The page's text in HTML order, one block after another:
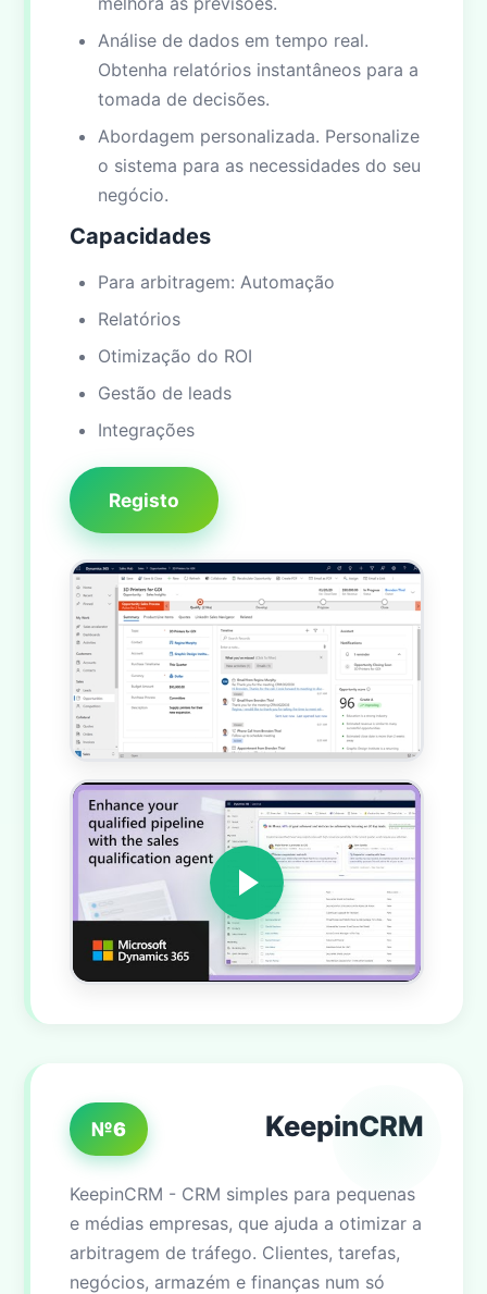
Análise de dados em tempo real.
Obtenha relatórios instantâneos para a
tomada de decisões.
Abordagem personalizada. Personalize
o sistema para as necessidades do seu
negócio.
Capacidades
Para arbitragem: Automação
Relatórios
Otimização do ROI
Gestão de leads
Integrações
Registo
№6 KeepinCRM
KeepinCRM - CRM simples para pequenas
e médias empresas, que ajuda a otimizar a
arbitragem de tráfego. Clientes, tarefas,
negócios, armazém e finanças num só